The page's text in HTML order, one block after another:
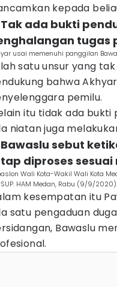
kepada
Tak ada bukti
tugas
usai memenuhi panggilan
satu unsur yang
bahwa
pemilu.
itu tidak ada
niatan juga
Bawaslu sebut
diproses sesuai
Wali Kota-Wakil Wali Kota
HAM Medan, Rabu (9/9/
kesempatan itu
satu pengaduan
Bawaslu